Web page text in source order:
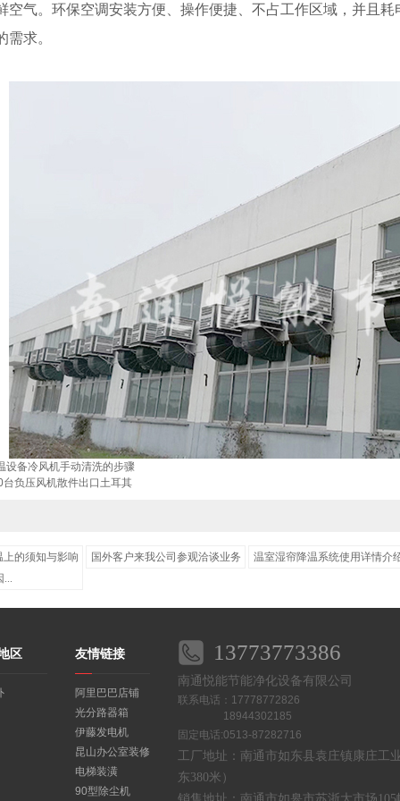
空气。环保空调安装方便、操作便捷、不占工作区域，并且
需求。
设备冷风机手动清洗的步骤
负压风机散件出口土耳其
的须知与影响
...
国外客户来我公司参观洽谈业务 温室湿帘降温系统使用详情介
区 友情链接
阿里巴巴店铺
光分路器箱
伊藤发电机
昆山办公室装修
电梯装潢
90型除尘机
13773773386
南通悦能节能净化设备有限公司
联系电话：17778772826
18944302185
固定电话:0513-87282716
工厂地址：南通市如东县袁庄镇康庄工
东380米）